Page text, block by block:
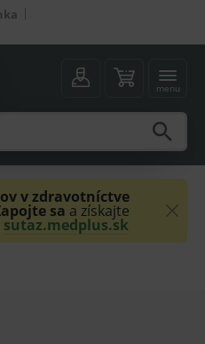
menu
v zdravotníctve
sa a získajte
sutaz.medplus.sk